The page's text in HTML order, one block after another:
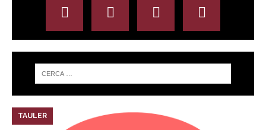
TAULER